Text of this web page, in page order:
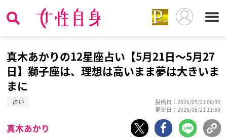
真木あかりの12星座占い【5月21日〜5月27
日】獅子座は、理想は高いまま夢は大きいま
まに
占い
投稿日：2026/05/21 06:00
更新日：2026/05/21 11:59
真木あかり